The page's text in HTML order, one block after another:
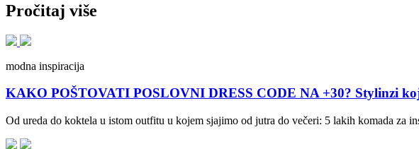
Pročitaj više
modna inspiracija
KAKO POŠTOVATI POSLOVNI DRESS CODE NA +30? Stylinzi
Od ureda do koktela u istom outfitu u kojem sjajimo od jutra do večeri: 5 lakih komada za